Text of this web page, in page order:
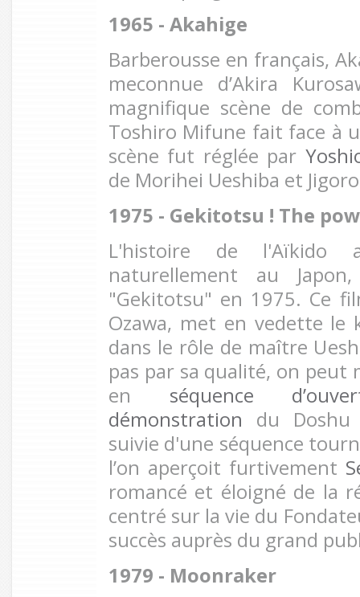
1965 - Akahige
Barberousse en français,
meconnue d’Akira
magnifique scène de
Toshiro Mifune fait face à
scène fut réglée par
de Morihei Ueshiba et
1975 - Gekitotsu ! The
L'histoire de l'Aïkido
naturellement au
"Gekitotsu" en 1975. Ce
Ozawa, met en vedette le
dans le rôle de maître
pas par sa qualité, on peut
en séquence
démonstration du
suivie d'une séquence
l’on aperçoit furtivement
romancé et éloigné de la
centré sur la vie du
succès auprès du grand
1979 - Moonraker